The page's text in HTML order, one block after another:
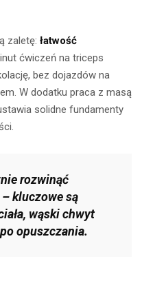
zaletę: łatwość
ćwiczeń na triceps
bez dojazdów na
W dodatku praca z masą
solidne fundamenty
rozwinąć
– kluczowe są
wąski chwyt
opuszczania.